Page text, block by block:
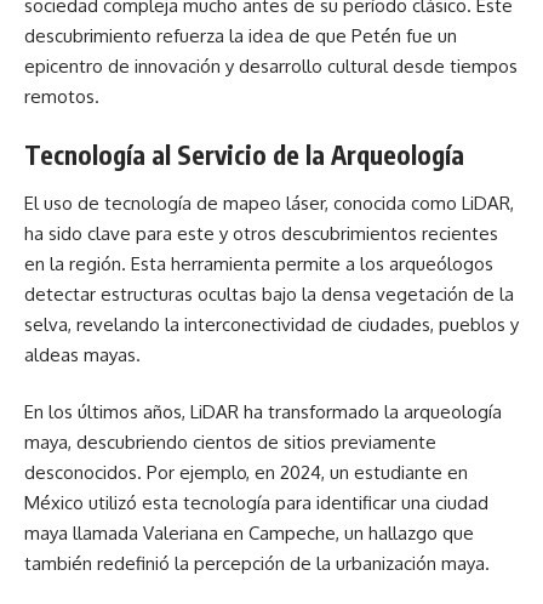
sociedad compleja mucho antes de su período clásico. Este
descubrimiento refuerza la idea de que Petén fue un
epicentro de innovación y desarrollo cultural desde tiempos
remotos.
Tecnología al Servicio de la Arqueología
El uso de tecnología de mapeo láser, conocida como LiDAR,
ha sido clave para este y otros descubrimientos recientes
en la región. Esta herramienta permite a los arqueólogos
detectar estructuras ocultas bajo la densa vegetación de la
selva, revelando la interconectividad de ciudades, pueblos y
aldeas mayas.
En los últimos años, LiDAR ha transformado la arqueología
maya, descubriendo cientos de sitios previamente
desconocidos. Por ejemplo, en 2024, un estudiante en
México utilizó esta tecnología para identificar una ciudad
maya llamada Valeriana en Campeche, un hallazgo que
también redefinió la percepción de la urbanización maya.